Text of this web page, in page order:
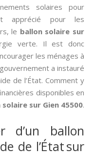
solaires pour
apprécié pour les
le ballon solaire sur
verte. Il est donc
les ménages à
a instauré
de l’État. Comment y
disponibles en
solaire sur Gien 45500.
d’un ballon
de l’État sur